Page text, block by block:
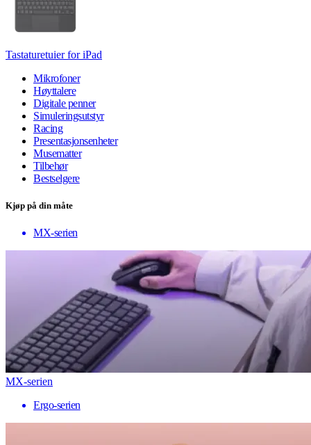
Tastaturetuier for iPad
Mikrofoner
Høyttalere
Digitale penner
Simuleringsutstyr
Racing
Presentasjonsenheter
Musematter
Tilbehør
Bestselgere
Kjøp på din måte
MX-serien
MX-serien
Ergo-serien